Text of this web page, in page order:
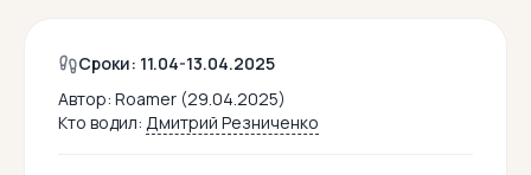
Сроки: 11.04-13.04.2025
Автор: Roamer (29.04.2025)
Кто водил: Дмитрий Резниченко